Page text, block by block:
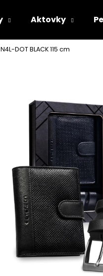
Aktovky
N4L-DOT BLACK 115 cm
Co potřebujete